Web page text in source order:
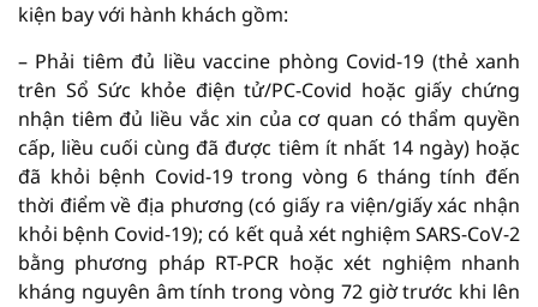
kiện bay với hành khách gồm:
– Phải tiêm đủ liều vaccine phòng Covid-19 (thẻ xanh
trên Sổ Sức khỏe điện tử/PC-Covid hoặc giấy chứng
nhận tiêm đủ liều vắc xin của cơ quan có thẩm quyền
cấp, liều cuối cùng đã được tiêm ít nhất 14 ngày) hoặc
đã khỏi bệnh Covid-19 trong vòng 6 tháng tính đến
thời điểm về địa phương (có giấy ra viện/giấy xác nhận
khỏi bệnh Covid-19); có kết quả xét nghiệm SARS-CoV-2
bằng phương pháp RT-PCR hoặc xét nghiệm nhanh
kháng nguyên âm tính trong vòng 72 giờ trước khi lên